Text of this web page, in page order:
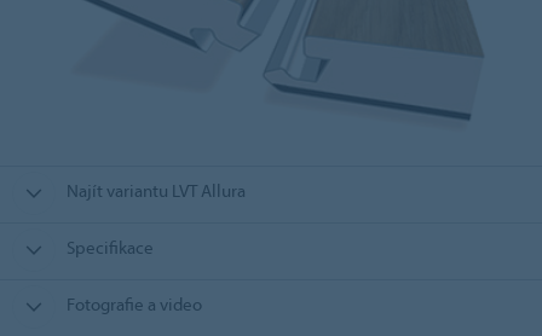
Najít variantu LVT Allura
Specifikace
Fotografie a video